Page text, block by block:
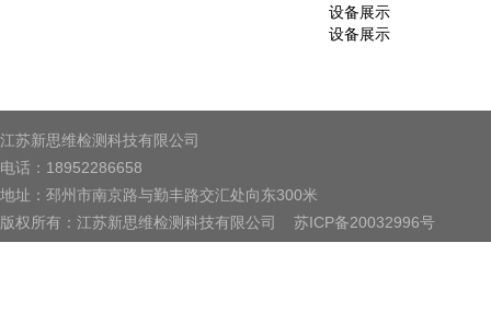
设备展示
设备展示
江苏新思维检测科技有限公司
电话：18952286658
地址：邳州市南京路与勤丰路交汇处向东300米
版权所有：江苏新思维检测科技有限公司 苏ICP备20032996号